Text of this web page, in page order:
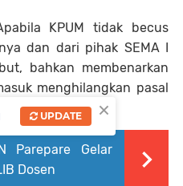
KPUM tidak becus
dan dari pihak SEMA I
bahkan membenarkan
menghilangkan pasal
Parepare Gelar
Dosen
×
UPDATE